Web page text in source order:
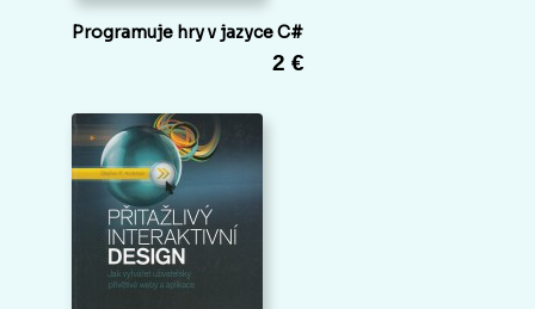
Programuje hry v jazyce C#
2 €